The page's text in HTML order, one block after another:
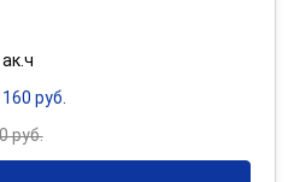
руб.
руб.